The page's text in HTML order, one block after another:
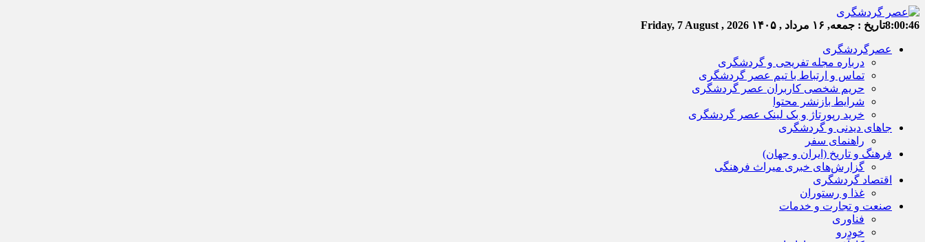
8:00:47تاریخ : جمعه, ۱۶ مرداد , ۱۴۰۵ Friday, 7 August , 2026
عصرگردشگری
درباره مجله تفریحی و گردشگری
تماس و ارتباط با تیم عصر گردشگری
حریم شخصی کاربران عصر گردشگری
شرایط بازنشر محتوا
خرید رپورتاژ و بک لینک عصر گردشگری
جاهای دیدنی و گردشگری
راهنمای سفر
فرهنگ و تاریخ (ایران و جهان)
گزارش‌های خبری میراث فرهنگی
اقتصاد گردشگری
غذا و رستوران
صنعت و تجارت و خدمات
فناوری
خودرو